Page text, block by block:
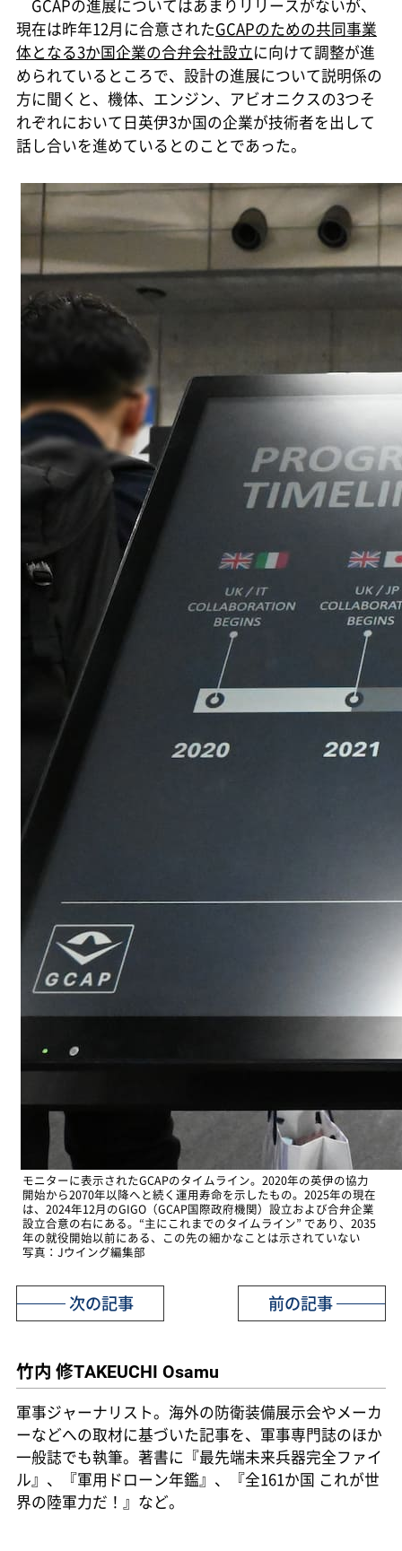
GCAPの進展についてはあまりリリースがないが、
現在は昨年12月に合意されたGCAPのための共同事業
体となる3か国企業の合弁会社設立に向けて調整が進
められているところで、設計の進展について説明係の
方に聞くと、機体、エンジン、アビオニクスの3つそ
れぞれにおいて日英伊3か国の企業が技術者を出して
話し合いを進めているとのことであった。
モニターに表示されたGCAPのタイムライン。2020年の英伊の協力
開始から2070年以降へと続く運用寿命を示したもの。2025年の現在
は、2024年12月のGIGO（GCAP国際政府機関）設立および合弁企業
設立合意の右にある。“主にこれまでのタイムライン” であり、2035
年の就役開始以前にある、この先の細かなことは示されていない
写真：Jウイング編集部
前の記事
次の記事
竹内 修TAKEUCHI Osamu
軍事ジャーナリスト。海外の防衛装備展示会やメーカ
ーなどへの取材に基づいた記事を、軍事専門誌のほか
一般誌でも執筆。著書に『最先端未来兵器完全ファイ
ル』、『軍用ドローン年鑑』、『全161か国 これが世
界の陸軍力だ！』など。